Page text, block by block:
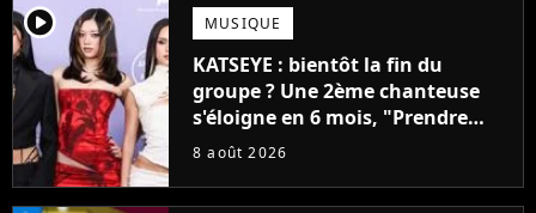
player2 MUSIQUE
KATSEYE : bientôt la fin du
groupe ? Une 2ème chanteuse
s'éloigne en 6 mois, "Prendre
cette décision n’a pas été facile"
8 août 2026